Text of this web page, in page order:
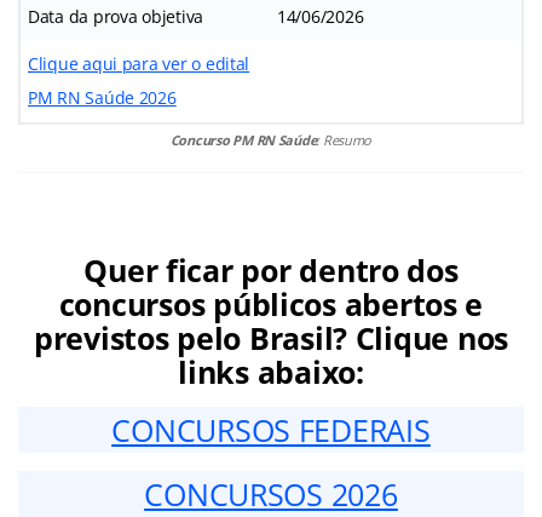
Data da prova objetiva 14/06/2026
Clique aqui para ver o edital
PM RN Saúde 2026
Concurso PM RN Saúde: Resumo
Quer ficar por dentro dos
concursos públicos abertos e
previstos pelo Brasil? Clique nos
links abaixo:
CONCURSOS FEDERAIS
CONCURSOS 2026